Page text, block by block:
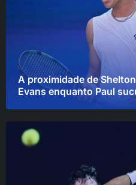
A proximidade de
Evans enquanto Paul